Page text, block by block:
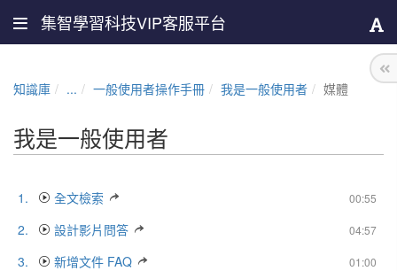
集智學習科技VIP客服平台
知識庫 ... 一般使用者操作手冊 我是一般使用者 媒體
我是一般使用者
1. 00:55
全文檢索
2.
04:57
設計影片問答
3.
01:00
新增文件 FAQ